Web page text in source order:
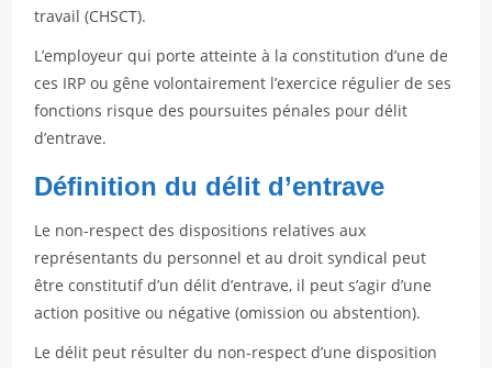
travail (CHSCT).
L’employeur qui porte atteinte à la constitution d’une de
ces IRP ou gêne volontairement l’exercice régulier de ses
fonctions risque des poursuites pénales pour délit
d’entrave.
Définition du délit d’entrave
Le non-respect des dispositions relatives aux
représentants du personnel et au droit syndical peut
être constitutif d’un délit d’entrave, il peut s’agir d’une
action positive ou négative (omission ou abstention).
Le délit peut résulter du non-respect d’une disposition